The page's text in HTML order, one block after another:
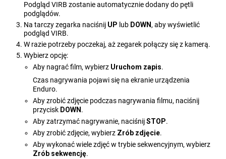
Podgląd VIRB zostanie automatycznie dodany do pętli
podglądów.
Na tarczy zegarka naciśnij UP lub DOWN, aby wyświetlić
podgląd VIRB.
W razie potrzeby poczekaj, aż zegarek połączy się z kamerą.
Wybierz opcję:
Aby nagrać film, wybierz Uruchom zapis.
Czas nagrywania pojawi się na ekranie urządzenia
Enduro.
Aby zrobić zdjęcie podczas nagrywania filmu, naciśnij
przycisk DOWN .
Aby zatrzymać nagrywanie, naciśnijSTOP.
Aby zrobić zdjęcie, wybierz Zrób zdjęcie.
Aby wykonać wiele zdjęć w trybie sekwencyjnym, wybierz
Zrób sekwencję.